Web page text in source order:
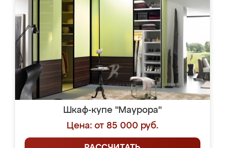
Шкаф-купе "Маурора"
Цена: от 85 000 руб.